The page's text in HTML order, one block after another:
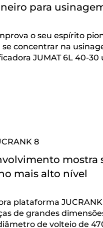
para
o seu espírito
se concentrar na
JUMAT 6L 40-
8
mais alto nível
plataforma
de grandes
de volteio de